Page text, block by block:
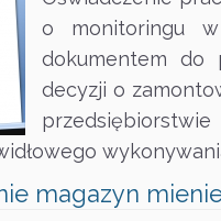
o monitoringu
dokumentem do
decyzji o
magazyn